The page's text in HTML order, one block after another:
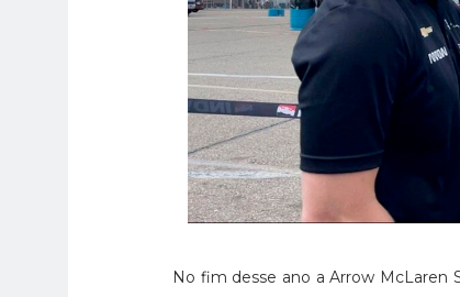
No fim desse ano a Arrow McLaren